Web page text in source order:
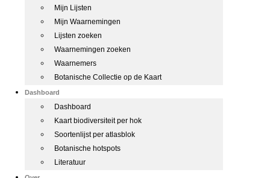
Mijn Lijsten
Mijn Waarnemingen
Lijsten zoeken
Waarnemingen zoeken
Waarnemers
Botanische Collectie op de Kaart
Dashboard
Dashboard
Kaart biodiversiteit per hok
Soortenlijst per atlasblok
Botanische hotspots
Literatuur